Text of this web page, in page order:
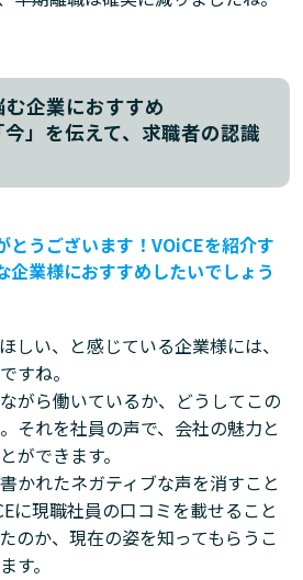
企業におすすめ
」を伝えて、求職者の認識
とうございます！VOiCEを紹介す
企業様におすすめしたいでしょう
しい、と感じている企業様には、
すね。
がら働いているか、どうしてこの
それを社員の声で、会社の魅力と
ができます。
かれたネガティブな声を消すこと
に現職社員の口コミを載せること
のか、現在の姿を知ってもらうこ
す。